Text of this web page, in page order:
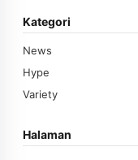
Kategori
News
Hype
Variety
Halaman